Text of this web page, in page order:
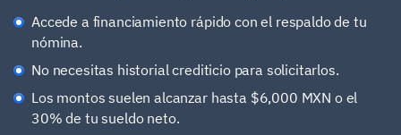
Accede a financiamiento rápido con el respaldo de tu
nómina.
No necesitas historial crediticio para solicitarlos.
Los montos suelen alcanzar hasta $6,000 MXN o el
30% de tu sueldo neto.